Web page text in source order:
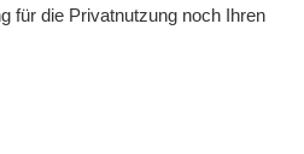
für die Privatnutzung noch Ihren